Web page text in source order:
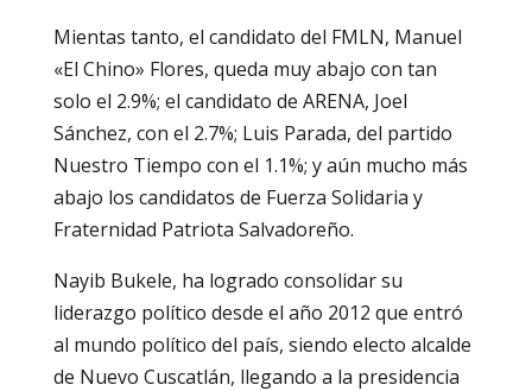
Mientas tanto, el candidato del FMLN, Manuel
«El Chino» Flores, queda muy abajo con tan
solo el 2.9%; el candidato de ARENA, Joel
Sánchez, con el 2.7%; Luis Parada, del partido
Nuestro Tiempo con el 1.1%; y aún mucho más
abajo los candidatos de Fuerza Solidaria y
Fraternidad Patriota Salvadoreño.
Nayib Bukele, ha logrado consolidar su
liderazgo político desde el año 2012 que entró
al mundo político del país, siendo electo alcalde
de Nuevo Cuscatlán, llegando a la presidencia